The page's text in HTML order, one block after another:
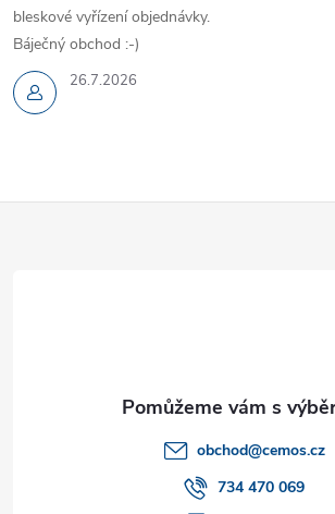
26.7.2026
bleskové vyřízení objednávky.
Báječný obchod :-)
obchod@cemos.cz
734 470 069